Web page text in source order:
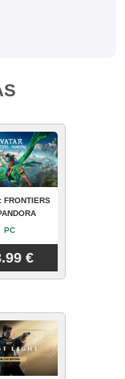
FRONTIERS
PC
€